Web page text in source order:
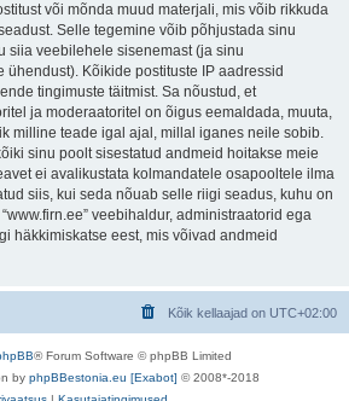
või mõnda muud materjali, mis võib rikkuda
Selle tegemine võib põhjustada sinu
siia veebilehele sisenemast (ja sinu
Kõikide postituste IP aadressid
tingimuste täitmist. Sa nõustud, et
ja moderaatoritel on õigus eemaldada, muuta,
milline teade igal ajal, millal iganes neile sobib.
sinu poolt sisestatud andmeid hoitakse meie
ei avalikustata kolmandatele osapooltele ilma
siis, kui seda nõuab selle riigi seadus, kuhu on
veebihaldur, administraatorid ega
häkkimiskatse eest, mis võivad andmeid
Kõik kellaajad on UTC+02:00
® Forum Software © phpBB Limited
by phpBBestonia.eu [Exabot] © 2008*-2018